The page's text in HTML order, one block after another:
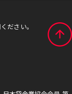
ださい。